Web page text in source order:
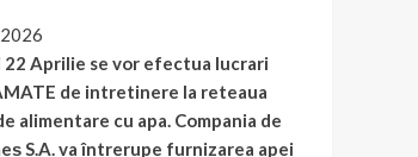
Aprilie se vor efectua lucrari
de intretinere la reteaua
alimentare cu apa. Compania de
S.A. va întrerupe furnizarea apei